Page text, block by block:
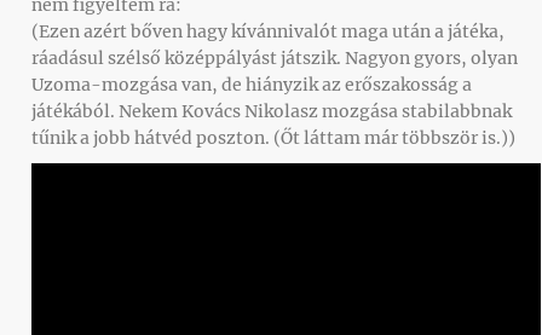
nem figyeltem rá:
(Ezen azért bőven hagy kívánnivalót maga után a játéka,
ráadásul szélső középpályást játszik. Nagyon gyors, olyan
Uzoma-mozgása van, de hiányzik az erőszakosság a
játékából. Nekem Kovács Nikolasz mozgása stabilabbnak
tűnik a jobb hátvéd poszton. (Őt láttam már többször is.))